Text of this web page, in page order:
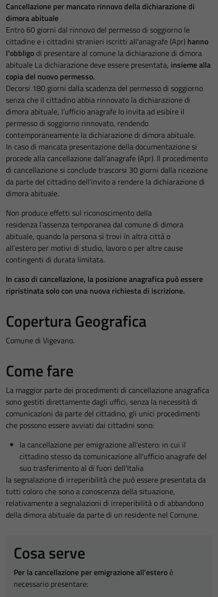
Cancellazione per mancato rinnovo della dichiarazione di
dimora abituale
Entro 60 giorni dal rinnovo del permesso di soggiorno le
cittadine e i cittadini stranieri iscritti all'anagrafe (Apr) hanno
l'obbligo di presentare al comune la dichiarazione di dimora
abituale La dichiarazione deve essere presentata, insieme alla
copia del nuovo permesso.
Decorsi 180 giorni dalla scadenza del permesso di soggiorno
senza che il cittadino abbia rinnovato la dichiarazione di
dimora abituale, l’ufficio anagrafe lo invita ad esibire il
permesso di soggiorno rinnovato, rendendo
contemporaneamente la dichiarazione di dimora abituale.
In caso di mancata presentazione della documentazione si
procede alla cancellazione dall’anagrafe (Apr). Il procedimento
di cancellazione si conclude trascorsi 30 giorni dalla ricezione
da parte del cittadino dell'invito a rendere la dichiarazione di
dimora abituale.
Non produce effetti sul riconoscimento della
residenza l’assenza temporanea dal comune di dimora
abituale, quando la persona si trovi in altra città o
all’estero per motivi di studio, lavoro o per altre cause
contingenti di durata limitata.
In caso di cancellazione, la posizione anagrafica può essere
ripristinata solo con una nuova richiesta di iscrizione.
Copertura Geografica
Comune di Vigevano.
Come fare
La maggior parte dei procedimenti di cancellazione anagrafica
sono gestiti direttamente dagli uffici, senza la necessità di
comunicazioni da parte del cittadino, gli unici procedimenti
che possono essere avviati dai cittadini sono:
la cancellazione per emigrazione all'estero: in cui il
cittadino stesso da comunicazione all'ufficio anagrafe del
suo trasferimento al di fuori dell'Italia
la segnalazione di irreperibilità che può essere presentata da
tutti coloro che sono a conoscenza della situazione,
relativamente a segnalazioni di irreperibilità o di abbandono
della dimora abituale da parte di un residente nel Comune.
Cosa serve
Per la cancellazione per emigrazione all'estero è
necessario presentare: